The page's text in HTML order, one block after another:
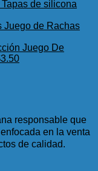
Tapas de silicona
Juego de Rachas
Juego De
3.50El
responsable que
en la venta
de calidad.